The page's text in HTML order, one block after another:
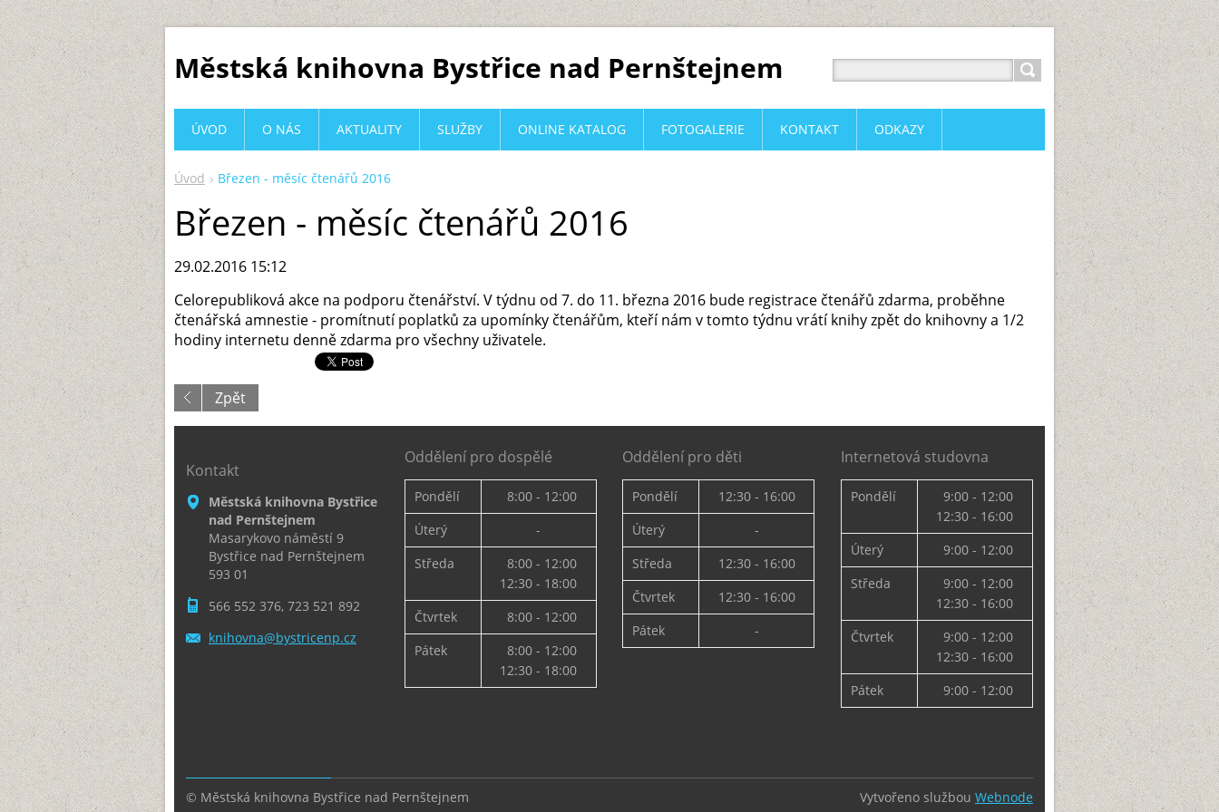
Městská knihovna Bystřice nad Pernštejnem
Úvod Březen - měsíc čtenářů 2016
Březen - měsíc čtenářů 2016
29.02.2016 15:12
Celorepubliková akce na podporu čtenářství. V týdnu od 7. do 11. března 2016 bude registrace čtenářů zdarma, proběhne
čtenářská amnestie - promítnutí poplatků za upomínky čtenářům, kteří nám v tomto týdnu vrátí knihy zpět do knihovny a 1/2
hodiny internetu denně zdarma pro všechny uživatele.
Zpět
ÚVOD O NÁS AKTUALITY SLUŽBY ONLINE KATALOG FOTOGALERIE KONTAKT ODKAZY
Kontakt
Městská knihovna Bystřice
nad Pernštejnem
Masarykovo náměstí 9
Bystřice nad Pernštejnem
593 01
566 552 376, 723 521 892
knihovna@bystricenp.cz
Oddělení pro dospělé
Pondělí
8:00 - 12:00
Úterý
-
Středa
8:00 - 12:00
12:30 - 18:00
Čtvrtek
8:00 - 12:00
Pátek
8:00 - 12:00
12:30 - 18:00
Oddělení pro děti
Pondělí
12:30 - 16:00
Úterý
-
Středa
12:30 - 16:00
Čtvrtek
12:30 - 16:00
Pátek
-
Internetová studovna
Pondělí
9:00 - 12:00
12:30 - 16:00
Úterý
9:00 - 12:00
Středa
9:00 - 12:00
12:30 - 16:00
Čtvrtek
9:00 - 12:00
12:30 - 16:00
Pátek
9:00 - 12:00
© Městská knihovna Bystřice nad Pernštejnem Vytvořeno službou Webnode